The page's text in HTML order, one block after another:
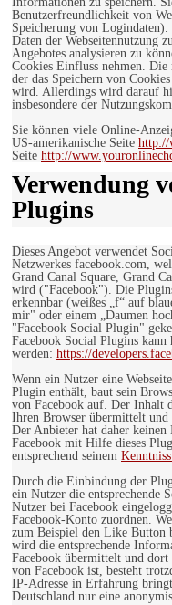
Benutzerfreundlichkeit von
Speicherung von
Daten der Webseitennutzung
Angebotes analysieren zu
Cookies Einfluss nehmen.
der das Speichern von
wird. Allerdings wird darauf
insbesondere der
Sie können viele Online-
US-amerikanische Seite http://
Seite http://
Verwendung
Plugins
Dieses Angebot verwendet
Netzwerkes facebook.com,
Grand Canal Square, Grand
wird ("Facebook"). Die
erkennbar (weißes „f“ auf
mir" oder einem „Daumen
"Facebook Social Plugin"
Facebook Social Plugins kann
werden: https://
Wenn ein Nutzer eine
Plugin enthält, baut sein
von Facebook auf. Der Inhalt
Ihren Browser übermittelt und
Der Anbieter hat daher
Facebook mit Hilfe dieses
entsprechend seinem
Durch die Einbindung der
ein Nutzer die entsprechende
Nutzer bei Facebook
Facebook-Konto zuordnen.
zum Beispiel den Like Button
wird die entsprechende
Facebook übermittelt und
von Facebook ist, besteht
IP-Adresse in Erfahrung
Deutschland nur eine